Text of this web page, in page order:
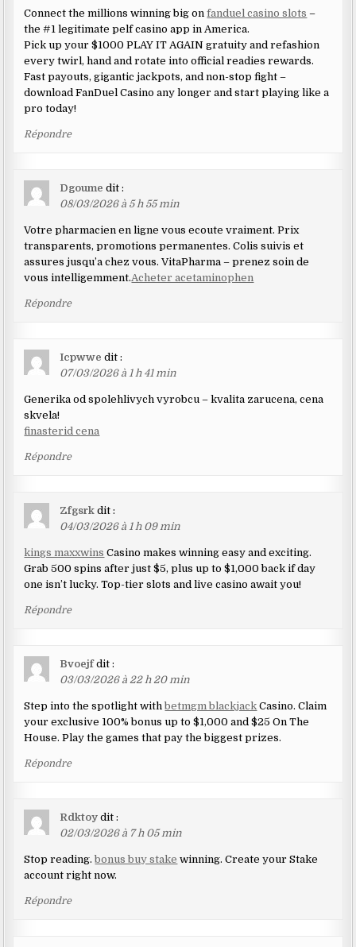
Connect the millions winning big onfanduel casino slots –
the #1 legitimate pelf casino app in America.
Pick up your $1000 PLAY IT AGAIN gratuity and refashion
every twirl, hand and rotate into official readies rewards.
Fast payouts, gigantic jackpots, and non-stop fight –
download FanDuel Casino any longer and start playing like a
pro today!
Répondre
Dgoume dit :
08/03/2026 à 5 h 55 min
Votre pharmacien en ligne vous ecoute vraiment. Prix
transparents, promotions permanentes. Colis suivis et
assures jusqu’a chez vous. VitaPharma – prenez soin de
vous intelligemment.Acheter acetaminophen
Répondre
Icpwwe dit :
07/03/2026 à 1 h 41 min
Generika od spolehlivych vyrobcu – kvalita zarucena, cena
skvela!
finasterid cena
Répondre
Zfgsrk dit :
04/03/2026 à 1 h 09 min
kings maxxwins Casino makes winning easy and exciting.
Grab 500 spins after just $5, plus up to $1,000 back if day
one isn’t lucky. Top-tier slots and live casino await you!
Répondre
Bvoejf dit :
03/03/2026 à 22 h 20 min
Step into the spotlight withbetmgm blackjack Casino. Claim
your exclusive 100% bonus up to $1,000 and $25 On The
House. Play the games that pay the biggest prizes.
Répondre
Rdktoy dit :
02/03/2026 à 7 h 05 min
Stop reading.bonus buy stake winning. Create your Stake
account right now.
Répondre